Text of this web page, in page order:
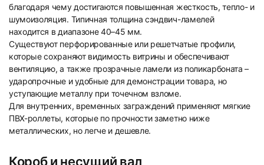
благодаря чему достигаются повышенная жесткость, тепло- и
шумоизоляция. Типичная толщина сэндвич-ламелей
находится в диапазоне 40–45 мм.
Существуют перфорированные или решетчатые профили,
которые сохраняют видимость витрины и обеспечивают
вентиляцию, а также прозрачные ламели из поликарбоната –
ударопрочные и удобные для демонстрации товара, но
уступающие металлу при точечном взломе.
Для внутренних, временных заграждений применяют мягкие
ПВХ-роллеты, которые по прочности заметно ниже
металлических, но легче и дешевле.
Короб и несущий вал